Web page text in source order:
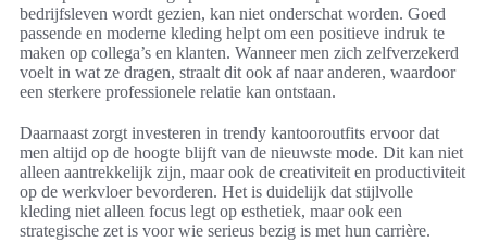
bedrijfsleven wordt gezien, kan niet onderschat worden. Goed
passende en moderne kleding helpt om een positieve indruk te
maken op collega’s en klanten. Wanneer men zich zelfverzekerd
voelt in wat ze dragen, straalt dit ook af naar anderen, waardoor
een sterkere professionele relatie kan ontstaan.
Daarnaast zorgt investeren in trendy kantooroutfits ervoor dat
men altijd op de hoogte blijft van de nieuwste mode. Dit kan niet
alleen aantrekkelijk zijn, maar ook de creativiteit en productiviteit
op de werkvloer bevorderen. Het is duidelijk dat stijlvolle
kleding niet alleen focus legt op esthetiek, maar ook een
strategische zet is voor wie serieus bezig is met hun carrière.